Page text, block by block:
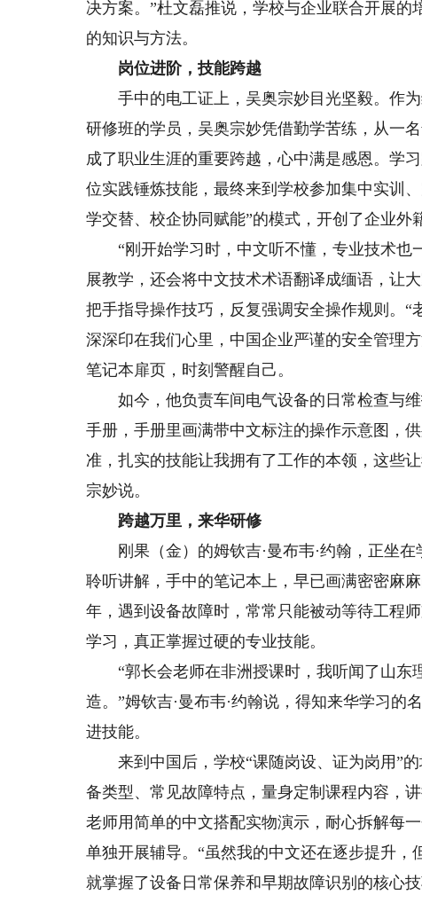
决方案。”杜文磊推说，学校与企业联合开展
的知识与方法。
岗位进阶，技能跨越
手中的电工证上，吴奥宗妙目光坚毅。作为
研修班的学员，吴奥宗妙凭借勤学苦练，从一
成了职业生涯的重要跨越，心中满是感恩。学
位实践锤炼技能，最终来到学校参加集中实训
学交替、校企协同赋能”的模式，开创了企业外
“刚开始学习时，中文听不懂，专业技术也
展教学，还会将中文技术术语翻译成缅语，让
把手指导操作技巧，反复强调安全操作规则。“
深深印在我们心里，中国企业严谨的安全管理
笔记本扉页，时刻警醒自己。
如今，他负责车间电气设备的日常检查与维
手册，手册里画满带中文标注的操作示意图，
准，扎实的技能让我拥有了工作的本领，这些
宗妙说。
跨越万里，来华研修
刚果（金）的姆钦吉·曼布韦·约翰，正坐在
聆听讲解，手中的笔记本上，早已画满密密麻
年，遇到设备故障时，常常只能被动等待工程
学习，真正掌握过硬的专业技能。
“郭长会老师在非洲授课时，我听闻了山东
造。”姆钦吉·曼布韦·约翰说，得知来华学习
进技能。
来到中国后，学校“课随岗设、证为岗用”的
备类型、常见故障特点，量身定制课程内容，
老师用简单的中文搭配实物演示，耐心拆解每
单独开展辅导。“虽然我的中文还在逐步提升
就掌握了设备日常保养和早期故障识别的核心